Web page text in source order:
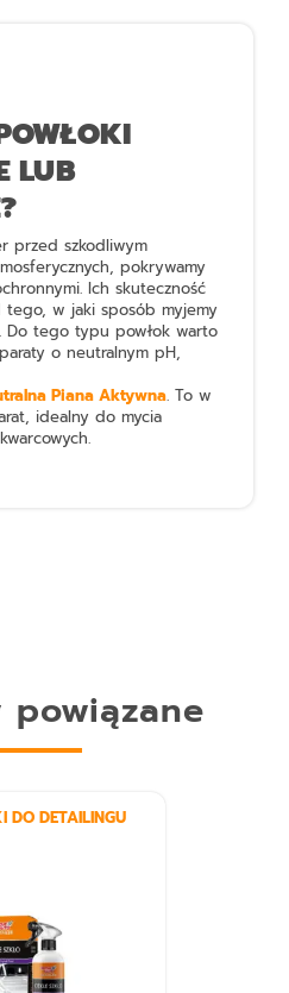
LUB
przed szkodliwym
pokrywamy
Ich skuteczność
tego, w jaki sposób myjemy
Do tego typu powłok warto
o neutralnym pH,
Piana Aktywna. To w
idealny do mycia
DO DETAILINGU